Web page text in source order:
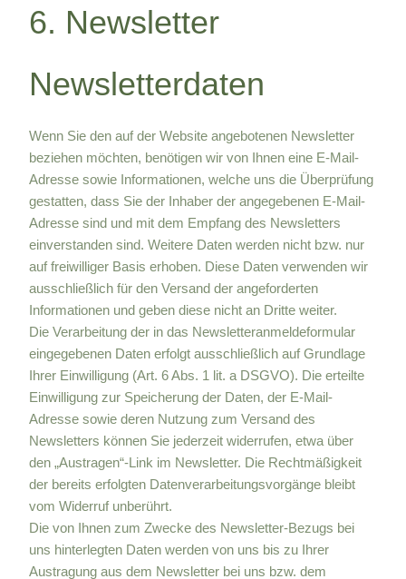
6. Newsletter
Newsletter­daten
Wenn Sie den auf der Website angebotenen Newsletter
beziehen möchten, benötigen wir von Ihnen eine E-Mail-
Adresse sowie Informationen, welche uns die Überprüfung
gestatten, dass Sie der Inhaber der angegebenen E-Mail-
Adresse sind und mit dem Empfang des Newsletters
einverstanden sind. Weitere Daten werden nicht bzw. nur
auf freiwilliger Basis erhoben. Diese Daten verwenden wir
ausschließlich für den Versand der angeforderten
Informationen und geben diese nicht an Dritte weiter.
Die Verarbeitung der in das Newsletteranmeldeformular
eingegebenen Daten erfolgt ausschließlich auf Grundlage
Ihrer Einwilligung (Art. 6 Abs. 1 lit. a DSGVO). Die erteilte
Einwilligung zur Speicherung der Daten, der E-Mail-
Adresse sowie deren Nutzung zum Versand des
Newsletters können Sie jederzeit widerrufen, etwa über
den „Austragen“-Link im Newsletter. Die Rechtmäßigkeit
der bereits erfolgten Datenverarbeitungsvorgänge bleibt
vom Widerruf unberührt.
Die von Ihnen zum Zwecke des Newsletter-Bezugs bei
uns hinterlegten Daten werden von uns bis zu Ihrer
Austragung aus dem Newsletter bei uns bzw. dem